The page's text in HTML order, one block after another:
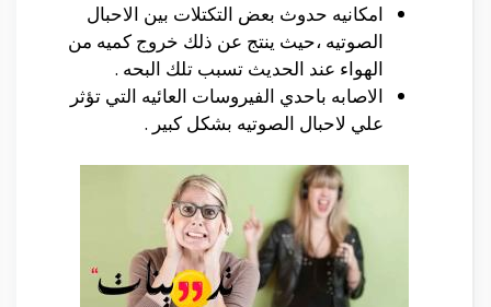
امكانيه حدوث بعض التكتلات بين الاحبال
الصوتيه ،حيث ينتج عن ذلك خروج كميه من
الهواء عند الحديث تسبب تلك البحه .
الاصابه باحدي الفيروسات العائيه التي تؤثر
علي لاحبال الصوتيه بشكل كبير .